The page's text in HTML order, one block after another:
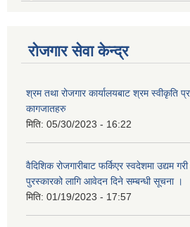
रोजगार सेवा केन्द्र
श्रम तथा रोजगार कार्यालयबाट श्रम स्वीकृति
कागजातहरु
मिति: 05/30/2023 - 16:22
वैदिशिक रोजगारीबाट फर्किएर स्वदेशमा उद्यम
पुरस्कारको लागि आवेदन दिने सम्बन्धी सूचना ।
मिति: 01/19/2023 - 17:57